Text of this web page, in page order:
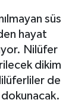
süs
hayat
Nilüfer
dikim
de